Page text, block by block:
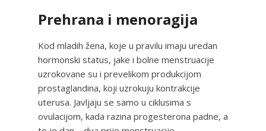
Prehrana i menoragija
Kod mladih žena, koje u pravilu imaju uredan
hormonski status, jake i bolne menstruacije
uzrokovane su i prevelikom produkcijom
prostaglandina, koji uzrokuju kontrakcije
uterusa. Javljaju se samo u ciklusima s
ovulacijom, kada razina progesterona padne, a